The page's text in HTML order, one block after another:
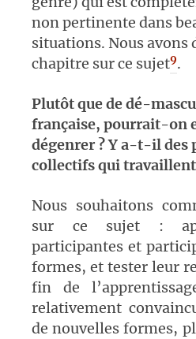
non pertinente dans
situations. Nous avons
chapitre sur ce sujet9.
Plutôt que de dé-
française, pourrait-on
dégenrer ? Y a-t-il des
collectifs qui travaillent
Nous souhaitons
sur ce sujet :
participantes et
formes, et tester leur
fin de
relativement
de nouvelles formes,